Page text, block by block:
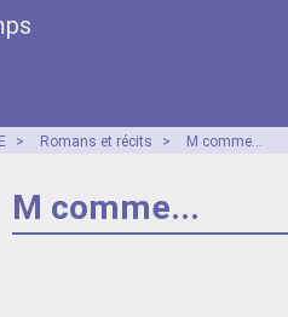
> Romans et récits > M comme...
M comme...